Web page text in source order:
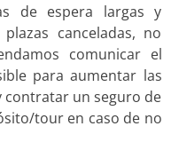
de espera largas y
canceladas, no
comunicar el
para aumentar las
contratar un seguro de
tour en caso de no